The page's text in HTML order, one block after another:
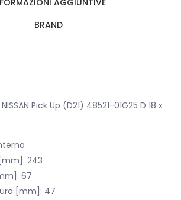
AGGIUNTIVE
BRAND
Pick Up (D21) 48521-01G25 D 18 x
243
67
[mm]: 47